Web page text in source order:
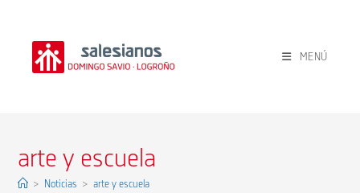
contenido
MENÚ
arte y escuela
> Noticias > arte y escuela